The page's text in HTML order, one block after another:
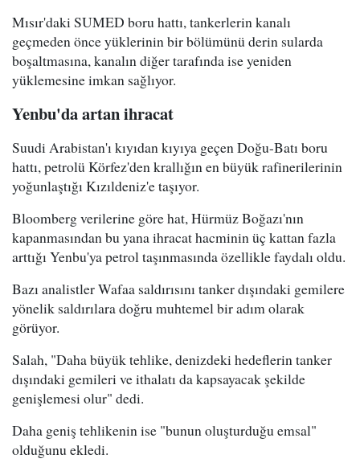
Mısır'daki SUMED boru hattı, tankerlerin kanalı
geçmeden önce yüklerinin bir bölümünü derin sularda
boşaltmasına, kanalın diğer tarafında ise yeniden
yüklemesine imkan sağlıyor.
Yenbu'da artan ihracat
Suudi Arabistan'ı kıyıdan kıyıya geçen Doğu-Batı boru
hattı, petrolü Körfez'den krallığın en büyük rafinerilerinin
yoğunlaştığı Kızıldeniz'e taşıyor.
Bloomberg verilerine göre hat, Hürmüz Boğazı'nın
kapanmasından bu yana ihracat hacminin üç kattan fazla
arttığı Yenbu'ya petrol taşınmasında özellikle faydalı oldu.
Bazı analistler Wafaa saldırısını tanker dışındaki gemilere
yönelik saldırılara doğru muhtemel bir adım olarak
görüyor.
Salah, "Daha büyük tehlike, denizdeki hedeflerin tanker
dışındaki gemileri ve ithalatı da kapsayacak şekilde
genişlemesi olur" dedi.
Daha geniş tehlikenin ise "bunun oluşturduğu emsal"
olduğunu ekledi.